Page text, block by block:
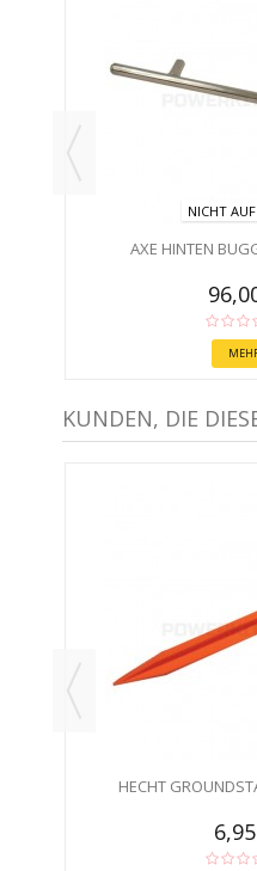
NICHT
AXE HINTEN
KUNDEN, DIE
HECHT